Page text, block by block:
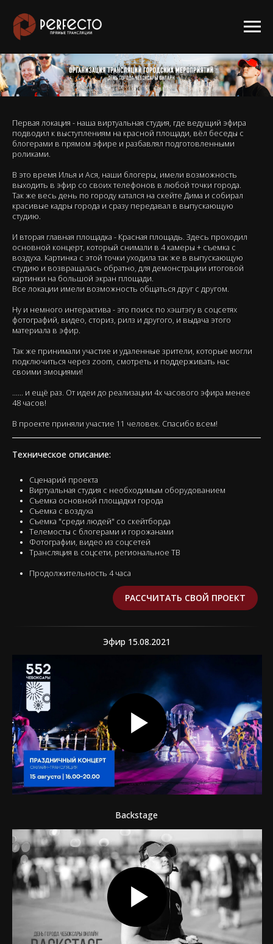
Первая локация - наша виртуальная студия, где ведущий эфира
подводил к выступлениям на красной площади, вёл беседы с
В это время Илья и Ася, наши блогеры, имели возможность
выходить в эфир со своих телефонов в любой точки города.
Так же весь день по городу катался на скейте Дима и собирал
красивые кадры города и сразу передавал в выпускающую
студию.
И вторая главная площадка - Красная площадь. Здесь проходил
основной концерт, который снимали в 4 камеры + съемка с
воздуха. Картинка с этой точки уходила так же в выпускающую
студию и возвращалась обратно, для демонстрации итоговой
картинки на большой экран площади.
Все локации имели возможность общаться друг с другом.
Ну и немного интерактива - это поиск по хэштэгу в соцсетях
материала в эфир.
Так же принимали участие и удаленные зрители, которые могли
подключиться через zoom, смотреть и поддерживать нас
своими эмоциями!
…… и ещё раз. От идеи до реализации 4х часового эфира менее
48 часов!
Виртуальная студия с необходимым оборудованием
Съемка основной площадки города
Съемка с воздуха
Съемка "среди людей" со скейтборда
Трансляция в соцсети, региональное ТВ
Техническое описание:
РАССЧИТАТЬ СВОЙ ПРОЕКТ
Эфир 15.08.2021